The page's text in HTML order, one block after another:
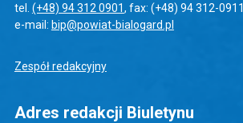
tel. (+48) 94 312 0901, fax: (+48) 94 312-0911
e-mail: bip@powiat-bialogard.pl
Zespół redakcyjny
Adres redakcji Biuletynu